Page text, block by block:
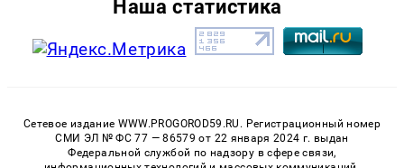
Наша статистика
Сетевое издание WWW.PROGOROD59.RU. Регистрационный номер
СМИ ЭЛ № ФС 77 — 86579 от 22 января 2024 г. выдан
Федеральной службой по надзору в сфере связи,